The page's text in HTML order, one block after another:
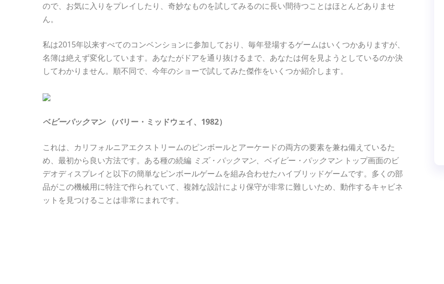
ので、お気に入りをプレイしたり、奇妙なものを試してみるのに長い間待つことはほとんどありませ
ん。
私は2015年以来すべてのコンベンションに参加しており、毎年登場するゲームはいくつかありますが、
名簿は絶えず変化しています。あなたがドアを通り抜けるまで、あなたは何を見ようとしているのか決
してわかりません。順不同で、今年のショーで試してみた傑作をいくつか紹介します。
ベビーパックマン（バリー・ミッドウェイ、1982）
これは、カリフォルニアエクストリームのピンボールとアーケードの両方の要素を兼ね備えているた
め、最初から良い方法です。ある種の続編 ミズ・パックマン、ベイビー・パックマン トップ画面のビ
デオディスプレイと以下の簡単なピンボールゲームを組み合わせたハイブリッドゲームです。多くの部
品がこの機械用に特注で作られていて、複雑な設計により保守が非常に難しいため、動作するキャビネ
ットを見つけることは非常にまれです。